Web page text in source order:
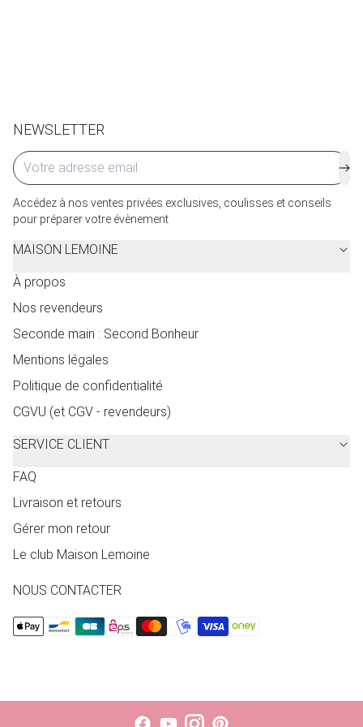
NEWSLETTER
Accédez à nos ventes privées exclusives, coulisses et conseils
pour préparer votre évènement
MAISON LEMOINE
À propos
Nos revendeurs
Seconde main : Second Bonheur
Mentions légales
Politique de confidentialité
CGVU (et CGV - revendeurs)
SERVICE CLIENT
FAQ
Livraison et retours
Gérer mon retour
Le club Maison Lemoine
NOUS CONTACTER